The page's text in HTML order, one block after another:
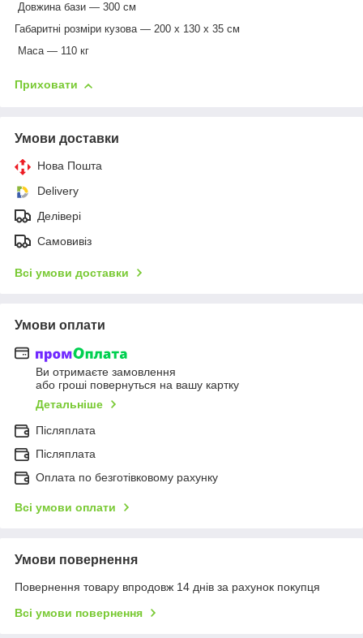
Довжина бази — 300 см
Габаритні розміри кузова — 200 х 130 х 35 см
Маса — 110 кг
Приховати
Умови доставки
Нова Пошта
Delivery
Делівері
Самовивіз
Всі умови доставки
Умови оплати
Ви отримаєте замовлення
або гроші повернуться на вашу картку
Детальніше
Післяплата
Післяплата
Оплата по безготівковому рахунку
Всі умови оплати
Умови повернення
Повернення товару впродовж 14 днів за рахунок покупця
Всі умови повернення